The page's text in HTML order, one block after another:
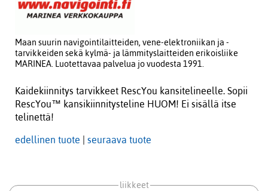
Maan suurin navigointilaitteiden, vene-elektroniikan ja -
tarvikkeiden sekä kylmä- ja lämmityslaitteiden erikoisliike
MARINEA. Luotettavaa palvelua jo vuodesta 1991.
Kaidekiinnitys tarvikkeet RescYou kansitelineelle. Sopii
RescYou™­ kansikiinnitysteline HUOM! Ei sisällä itse
telinettä!
edellinen tuote seuraava tuote
liikkeet